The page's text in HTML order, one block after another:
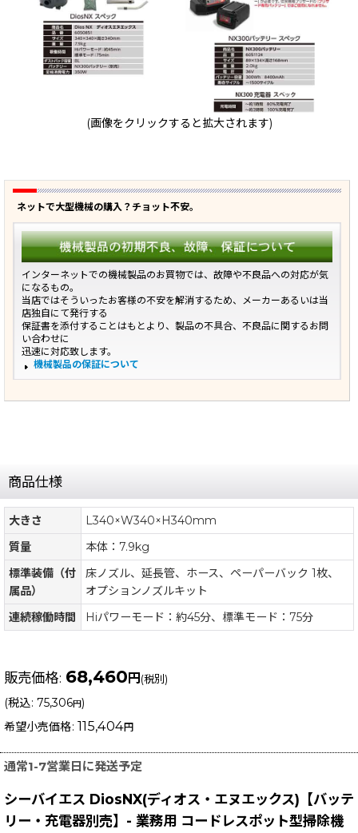
(画像をクリックすると拡大されます)
ネットで大型機械の購入？チョット不安。
インターネットでの機械製品のお買物では、故障や不良品への対応が気
になるもの。
当店ではそういったお客様の不安を解消するため、メーカーあるいは当
店独自にて発行する
保証書を添付することはもとより、製品の不具合、不良品に関するお問
い合わせに
迅速に対応致します。
機械製品の保証について
商品仕様
大きさ
L340×W340×H340mm
質量
本体：7.9kg
標準装備（付
属品）
床ノズル、延長管、ホース、ペーパーバック 1枚、
オプションノズルキット
連続稼働時間
Hiパワーモード：約45分、標準モード：75分
販売価格: 68,460 円 (税別)
(税込: 75,306円)
希望小売価格: 115,404円
通常1-7営業日に発送予定
シーバイエス DiosNX(ディオス・エヌエックス)【バッテ
リー・充電器別売】- 業務用 コードレスポット型掃除機